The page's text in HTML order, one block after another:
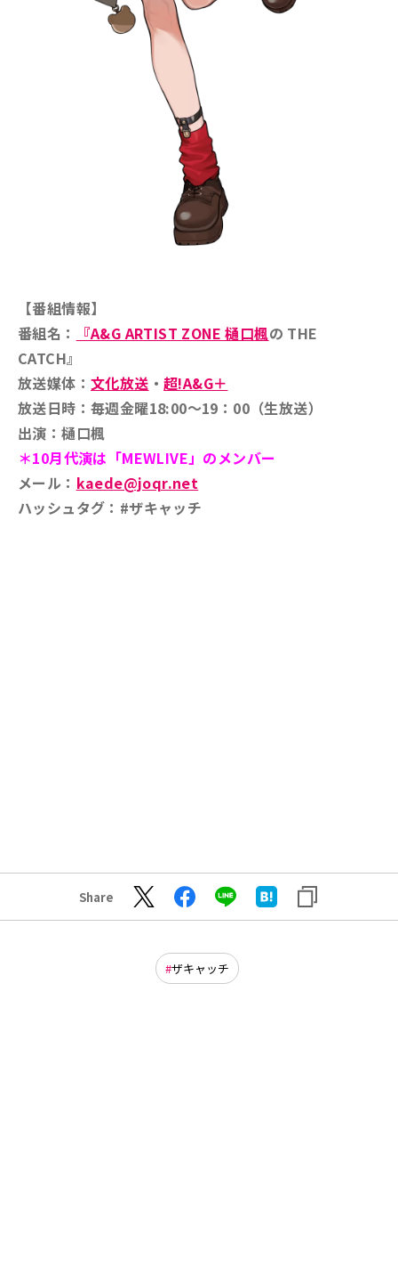
【番組情報】
番組名：
『A&G ARTIST ZONE 樋口楓の THE
CATCH』
放送媒体： 文化放送 ・超!A&G＋
放送日時：毎週金曜18:00～19：00（生放送）
出演：樋口楓
＊10月代演は「MEWLIVE」のメンバー
メール： kaede@joqr.net
ハッシュタグ：#ザキャッチ
Share
ザキャッチ